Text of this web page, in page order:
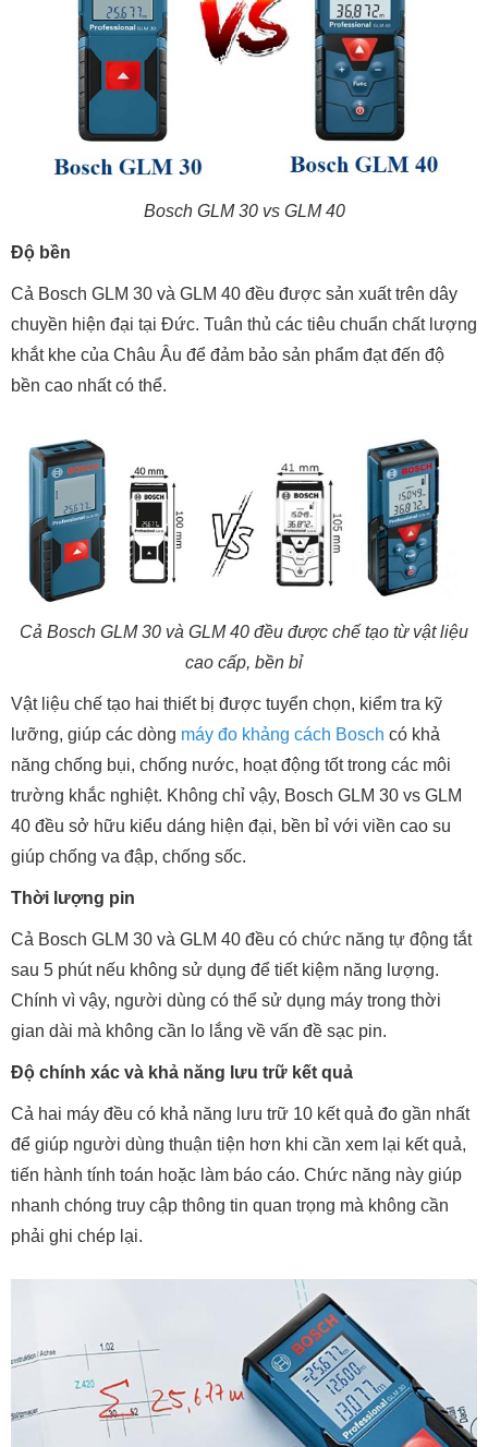
Bosch GLM 30 vs GLM 40
Độ bền
Cả Bosch GLM 30 và GLM 40 đều được sản xuất trên dây
chuyền hiện đại tại Đức. Tuân thủ các tiêu chuẩn chất lượng
khắt khe của Châu Âu để đảm bảo sản phẩm đạt đến độ
bền cao nhất có thể.
Cả Bosch GLM 30 và GLM 40 đều được chế tạo từ vật liệu
cao cấp, bền bỉ
Vật liệu chế tạo hai thiết bị được tuyển chọn, kiểm tra kỹ
lưỡng, giúp các dòng máy đo khảng cách Bosch có khả
năng chống bụi, chống nước, hoạt động tốt trong các môi
trường khắc nghiệt. Không chỉ vậy, Bosch GLM 30 vs GLM
40 đều sở hữu kiểu dáng hiện đại, bền bỉ với viền cao su
giúp chống va đập, chống sốc.
Thời lượng pin
Cả Bosch GLM 30 và GLM 40 đều có chức năng tự động tắt
sau 5 phút nếu không sử dụng để tiết kiệm năng lượng.
Chính vì vậy, người dùng có thể sử dụng máy trong thời
gian dài mà không cần lo lắng về vấn đề sạc pin.
Độ chính xác và khả năng lưu trữ kết quả
Cả hai máy đều có khả năng lưu trữ 10 kết quả đo gần nhất
để giúp người dùng thuận tiện hơn khi cần xem lại kết quả,
tiến hành tính toán hoặc làm báo cáo. Chức năng này giúp
nhanh chóng truy cập thông tin quan trọng mà không cần
phải ghi chép lại.